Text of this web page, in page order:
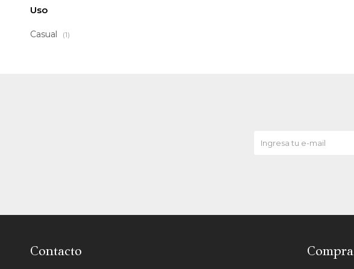
Uso
Casual (1)
Contacto Compra